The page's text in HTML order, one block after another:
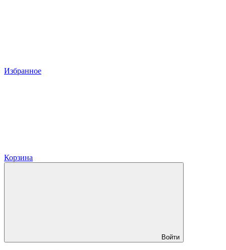
Избранное
Корзина
Войти